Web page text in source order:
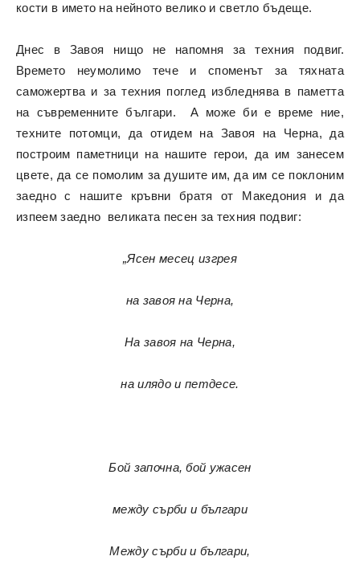
кости в името на нейното велико и светло бъдеще.
Днес в Завоя нищо не напомня за техния подвиг.
Времето неумолимо тече и споменът за тяхната
саможертва и за техния поглед избледнява в паметта
на съвременните българи. А може би е време ние,
техните потомци, да отидем на Завоя на Черна, да
построим паметници на нашите герои, да им занесем
цвете, да се помолим за душите им, да им се поклоним
заедно с нашите кръвни братя от Македония и да
изпеем заедно великата песен за техния подвиг:
„Ясен месец изгрея
на завоя на Черна,
На завоя на Черна,
на илядо и петдесе.
Бой започна, бой ужасен
между сърби и българи
Между сърби и българи,